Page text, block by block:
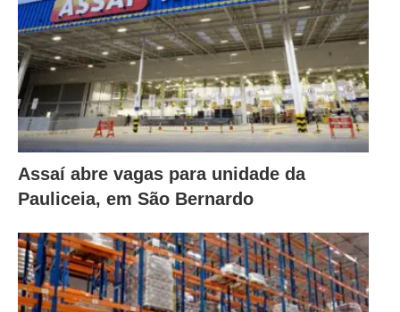
Assaí abre vagas para unidade da
Pauliceia, em São Bernardo